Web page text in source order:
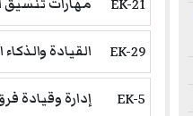
EK-29 القيادة
EK-5 إدارة وقيادة